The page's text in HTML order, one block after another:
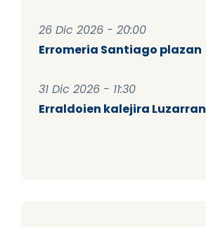
26 Dic 2026 - 20:00
Erromeria Santiago plazan
31 Dic 2026 - 11:30
Erraldoien kalejira Luzarran